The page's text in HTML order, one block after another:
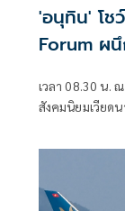
'อนุทิน' โช
Forum ผ
เวลา 08.30 น.
สังคมนิยมเวียด